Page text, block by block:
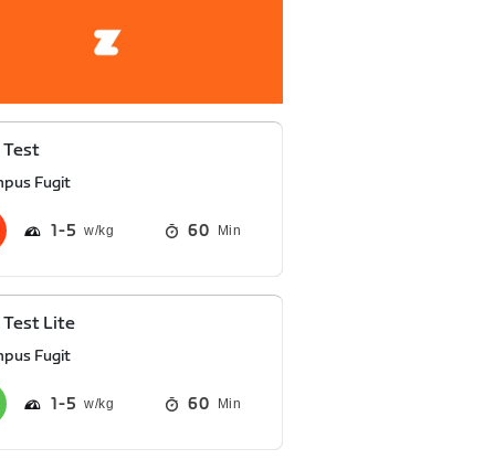
Test
Fugit
1 5 60 Min
Test Lite
Fugit
1 5 60 Min